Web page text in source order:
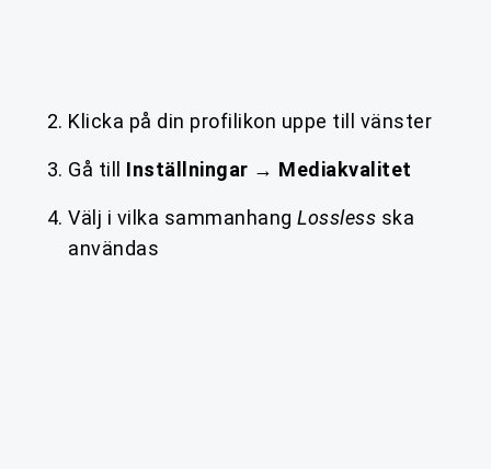
Klicka på din profilikon uppe till vänster
Gå till Inställningar → Mediakvalitet
Välj i vilka sammanhang Lossless ska
användas